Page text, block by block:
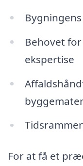
Behovet
ekspertise
For at få et